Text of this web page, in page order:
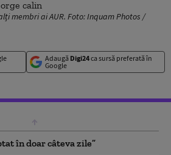
membri ai AUR. Foto: Inquam Photos /
Adaugă Digi24ca sursă preferată în
Google
în doar câteva zile”